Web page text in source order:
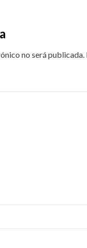
no será publicada.